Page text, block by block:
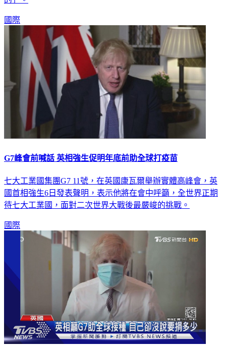
國際
G7峰會前喊話 英相強生促明年底前助全球打疫苗
七大工業國集團G7 11號，在英國康瓦爾舉辦實體高峰會，英
國首相強生6日發表聲明，表示他將在會中呼籲，全世界正期
待七大工業國，面對二次世界大戰後最嚴峻的挑戰。
國際